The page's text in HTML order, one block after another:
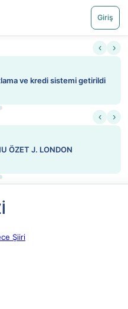
Giriş
‹ ›
ve kredi sistemi getirildi
‹ ›
ÖZET J. LONDON
Şiiri